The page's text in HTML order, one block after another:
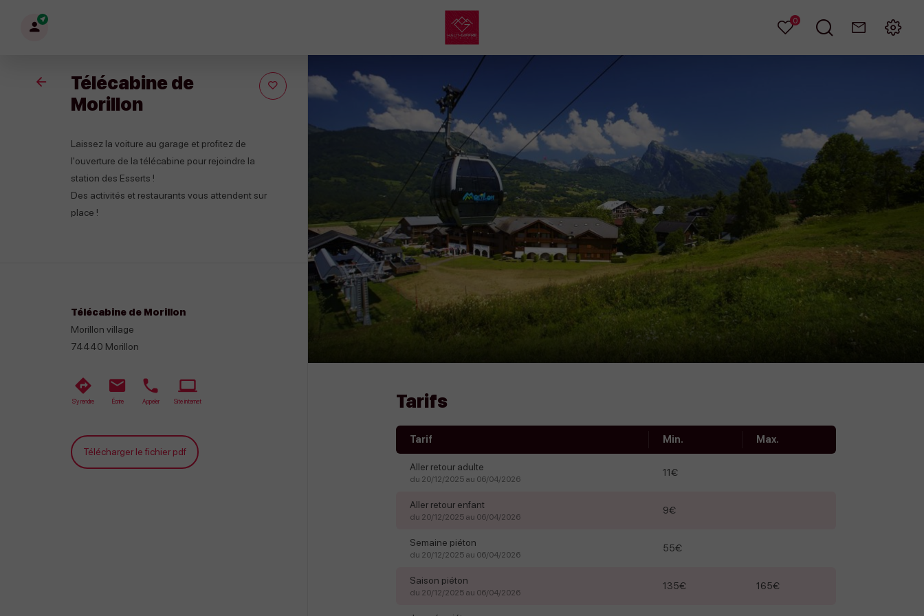
Mon
My
Giffre
Mes
0
Je
ContactMenu
RetourTélécabine de
Morillon
Laissez la voiture au garage et profitez de
l'ouverture de la télécabine pour rejoindre la
station des Esserts !
Des activités et restaurants vous attendent sur
place !
Télécabine de Morillon
Morillon village
74440 Morillon
S'y rendre Écrire Appeler Site internet
Télécharger le fichier pdf
Tarifs
Tarif Min. Max.
Aller retour adulte
du 20/12/2025 au 06/04/2026
11€
Aller retour enfant
du 20/12/2025 au 06/04/2026
9€
Semaine piéton
du 20/12/2025 au 06/04/2026
55€
Saison piéton
du 20/12/2025 au 06/04/2026
135€ 165€